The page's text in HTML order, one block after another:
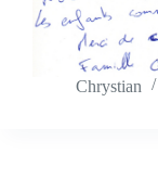
Chrystian